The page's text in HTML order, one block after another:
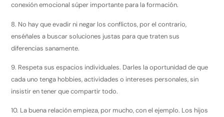
conexión emocional súper importante para la formación.
8. No hay que evadir ni negar los conflictos, por el contrario,
enséñales a buscar soluciones justas para que traten sus
diferencias sanamente.
9. Respeta sus espacios individuales. Darles la oportunidad de que
cada uno tenga hobbies, actividades o intereses personales, sin
insistir en tener que compartir todo.
10. La buena relación empieza, por mucho, con el ejemplo. Los hijos